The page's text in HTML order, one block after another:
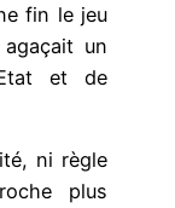
fin le jeu
un
et de
ni règle
plus